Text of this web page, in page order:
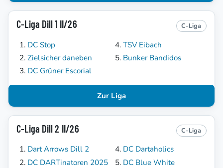
C-Liga Dill 1 II/26 C-Liga
DC Stop
Zielsicher daneben
DC Grüner Escorial
TSV Eibach
Bunker Bandidos
Zur Liga
C-Liga Dill 2 II/26 C-Liga
Dart Arrows Dill 2
DC DARTinatoren 2025
DC Dartaholics
DC Blue White